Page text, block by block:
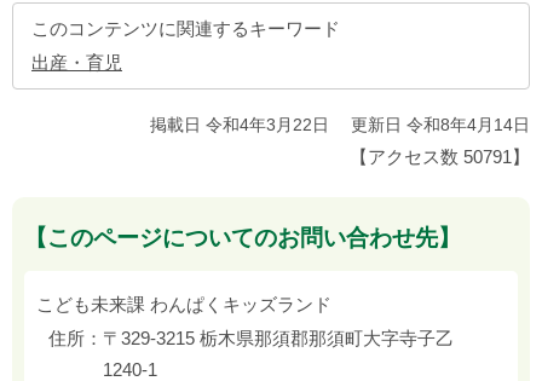
このコンテンツに関連するキーワード
出産・育児
掲載日 令和4年3月22日 更新日 令和8年4月14日
【アクセス数 50791 】
【このページについてのお問い合わせ先】
こども未来課 わんぱくキッズランド
住所： 〒329-3215 栃木県那須郡那須町大字寺子乙
1240-1